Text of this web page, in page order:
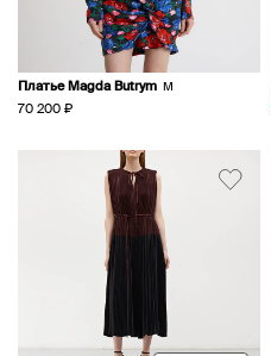
Платье Magda Butrym M
70 200 ₽